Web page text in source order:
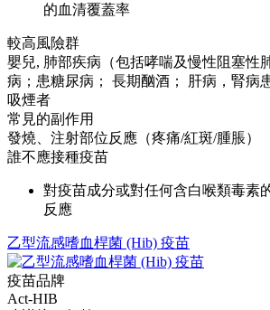
的血清覆蓋率
較高風險群
嬰兒, 肺部疾病（包括哮喘及慢性阻塞性
病；患糖尿病； 長期酗酒； 肝病，腎病
吸煙者
常見的副作用
發燒、注射部位反應（疼痛/紅斑/腫脹）
誰不應接種疫苗
對疫苗成分或對任何含白喉類毒素
反應
乙型流感嗜血桿菌 (Hib) 疫苗
疫苗品牌
Act-HIB